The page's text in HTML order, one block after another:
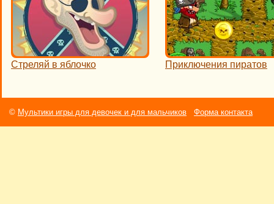
Стреляй в яблочко Приключения пиратов
© Мультики игры для девочек и для мальчиков Форма контакта